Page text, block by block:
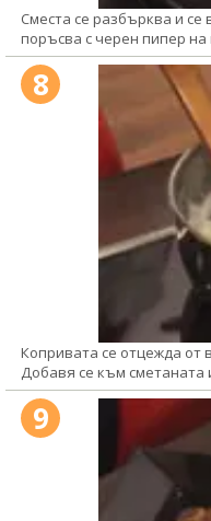
Сместа се разбърква и се
поръсва с черен пипер на
8
Копривата се отцежда от
Добавя се към сметаната
9